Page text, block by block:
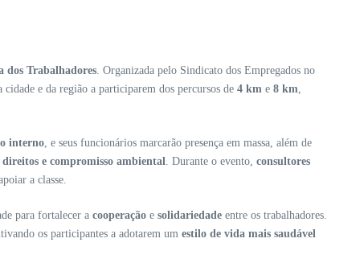
dos Trabalhadores. Organizada pelo Sindicato dos Empregados no
e da região a participarem dos percursos de 4 km e 8 km,
interno, e seus funcionários marcarão presença em massa, além de
direitos e compromisso ambiental. Durante o evento, consultores
a classe.
para fortalecer a cooperação e solidariedade entre os trabalhadores.
os participantes a adotarem um estilo de vida mais saudável